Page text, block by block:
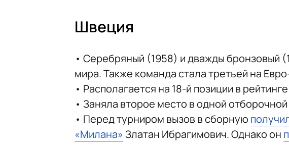
Швеция
• Серебряный (1958) и дважды бронзовый
мира. Также команда стала третьей на
• Располагается на 18-й позиции в
• Заняла второе место в одной
• Перед турниром вызов в сборную
«Милана» Златан Ибрагимович. Однако он